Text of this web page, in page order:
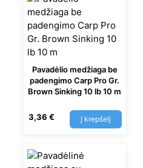
Pavadėlio medžiaga be
padengimo Carp Pro Gr.
Brown Sinking 10 lb 10 m
3,36 € Į krepšelį